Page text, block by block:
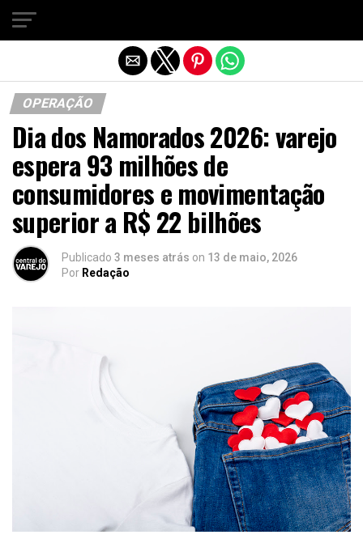
OPERAÇÃO
Dia dos Namorados 2026: varejo
espera 93 milhões de
consumidores e movimentação
superior a R$ 22 bilhões
Publicado 3 meses atrás on 13 de maio, 2026
Por Redação